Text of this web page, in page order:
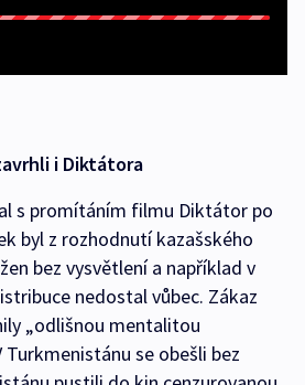
i Diktátora
s promítáním filmu Diktátor po
byl z rozhodnutí kazašského
bez vysvětlení a například v
nedostal vůbec. Zákaz
„odlišnou mentalitou
Turkmenistánu se obešli bez